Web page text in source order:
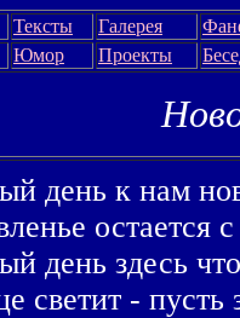
Тексты Галерея
Юмор Проекты
день к нам
остается
день здесь
светит - пусть